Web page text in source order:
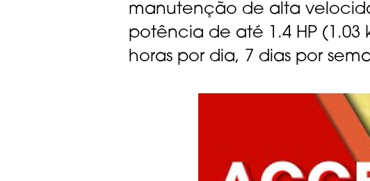
manutenção de alta
potência de até 1.4 HP
horas por dia, 7 dias por